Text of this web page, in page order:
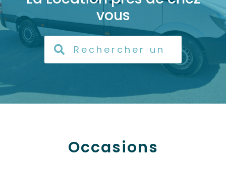
vous
Occasions